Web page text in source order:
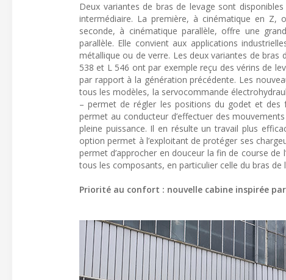
Deux variantes de bras de levage sont
intermédiaire. La première, à cinématique en Z,
seconde, à cinématique parallèle, offre une
parallèle. Elle convient aux applications
métallique ou de verre. Les deux variantes de
538 et L 546 ont par exemple reçu des vérins de
par rapport à la génération précédente. Les
tous les modèles, la servocommande
– permet de régler les positions du godet et des
permet au conducteur d’effectuer des
pleine puissance. Il en résulte un travail plus
option permet à l’exploitant de protéger ses
permet d’approcher en douceur la fin de course
tous les composants, en particulier celle du bras de
Priorité au confort : nouvelle cabine inspirée par